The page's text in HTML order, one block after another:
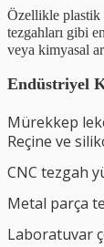
Özellikle plastik
tezgahları gibi
veya kimyasal
Endüstriyel
Mürekkep
Reçine ve
CNC tezgah
Metal parça
Laboratuvar